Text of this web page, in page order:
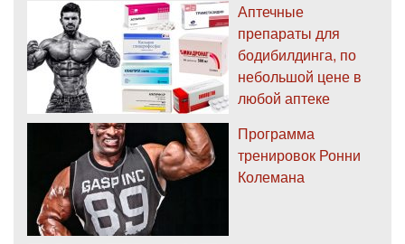
Аптечные
препараты для
бодибилдинга, по
небольшой цене в
любой аптеке
Программа
тренировок Ронни
Колемана